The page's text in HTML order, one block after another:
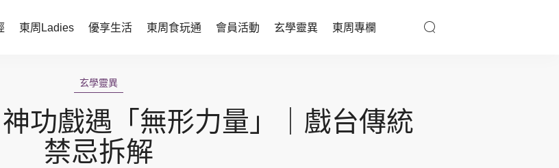
東周Ladies 優享生活 東周食玩通 會員活動 玄學靈異 東周專欄
東周Ladies
談情說性
時尚生活
健康醫美
醫療百科
親子天地
玄學靈異
功戲遇「無形力量」｜戲台傳統
禁忌拆解